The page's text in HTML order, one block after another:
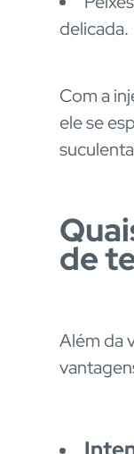
delicada.
Com a
ele se
de
Além da